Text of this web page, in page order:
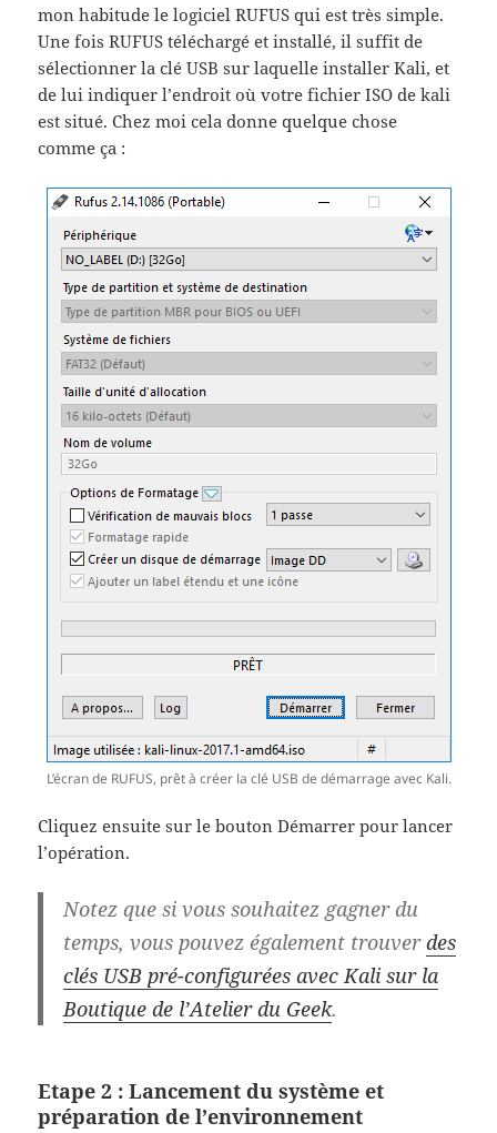
mon habitude le logiciel RUFUS qui est très simple.
Une fois RUFUS téléchargé et installé, il suffit de
sélectionner la clé USB sur laquelle installer Kali, et
de lui indiquer l’endroit où votre fichier ISO de kali
est situé. Chez moi cela donne quelque chose
comme ça :
L’écran de RUFUS, prêt à créer la clé USB de démarrage avec Kali.
Cliquez ensuite sur le bouton Démarrer pour lancer
l’opération.
Notez que si vous souhaitez gagner du
temps, vous pouvez également trouverdes
clés USB pré-configurées avec Kali sur la
Boutique de l’Atelier du Geek.
Etape 2 : Lancement du système et
préparation de l’environnement